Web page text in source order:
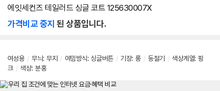
점
에잇세컨즈 테일러드 싱글 코트 125630007X
가격비교 중지 된 상품입니다.
여성용 / 무늬: 무지 / 여밈방식: 싱글버튼 / 기장: 롱 / 동절기 / 색상계열: 핑
크 / 색상: 분홍